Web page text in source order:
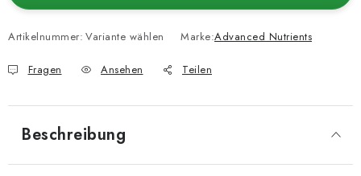
Artikelnummer: Variante wählen Marke:Advanced Nutrients
Fragen Ansehen Teilen
Beschreibung